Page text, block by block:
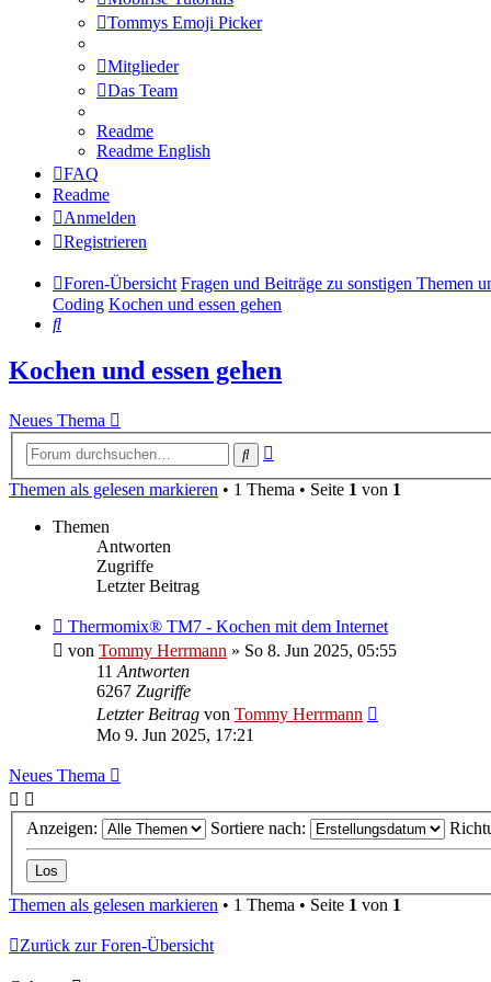
Tommys Emoji Picker
Mitglieder
Das Team
Readme
Readme English
FAQ
Readme
Anmelden
Registrieren
Foren-Übersicht Fragen und Beiträge zu sonstigen Themen
Coding Kochen und essen gehen
Suche
Kochen und essen gehen
Neues Thema
Suche
Themen als gelesen markieren • 1 Thema • Seite 1 von 1
Themen
Antworten
Zugriffe
Letzter Beitrag
Thermomix® TM7 - Kochen mit dem Internet
von Tommy Herrmann » So 8. Jun 2025, 05:55
11 Antworten
6267 Zugriffe
Letzter Beitrag von Tommy Herrmann
Mo 9. Jun 2025, 17:21
Neues Thema
Anzeigen: Sortiere nach:
Themen als gelesen markieren • 1 Thema • Seite 1 von 1
Zurück zur Foren-Übersicht